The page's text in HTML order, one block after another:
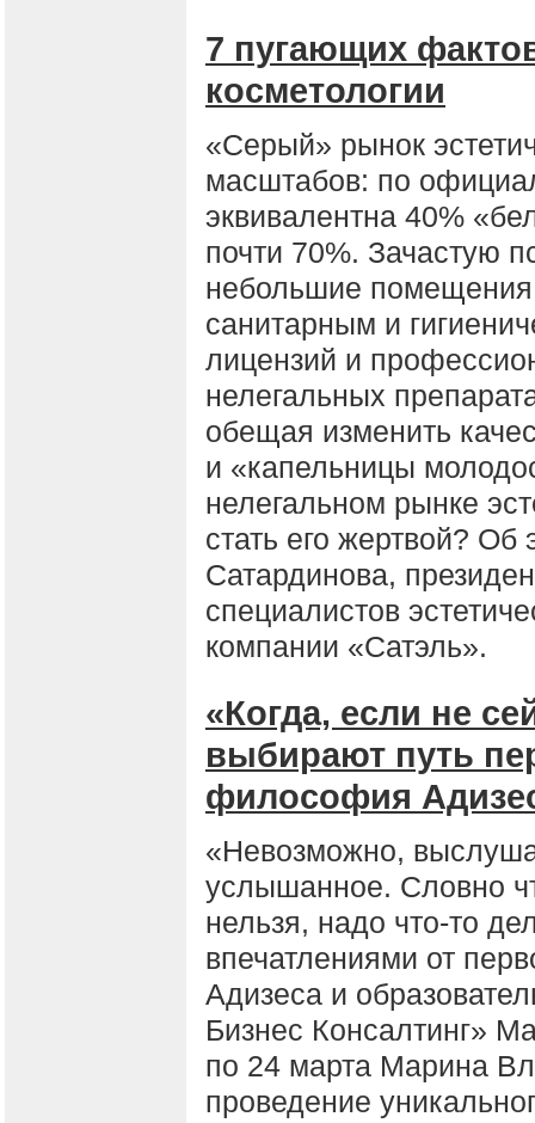
7 пугающих
косметологии
«Серый» рынок
масштабов: по
эквивалентна 40%
почти 70%. Зачастую
небольшие
санитарным и
лицензий и
нелегальных
обещая изменить
и «капельницы
нелегальном рынке
стать его жертвой?
Сатардинова,
специалистов
компании «Сатэль».
«Когда, если не
выбирают путь
философия
«Невозможно,
услышанное. Словно
нельзя, надо что-то
впечатлениями от
Адизеса и
Бизнес Консалтинг»
по 24 марта Марина
проведение